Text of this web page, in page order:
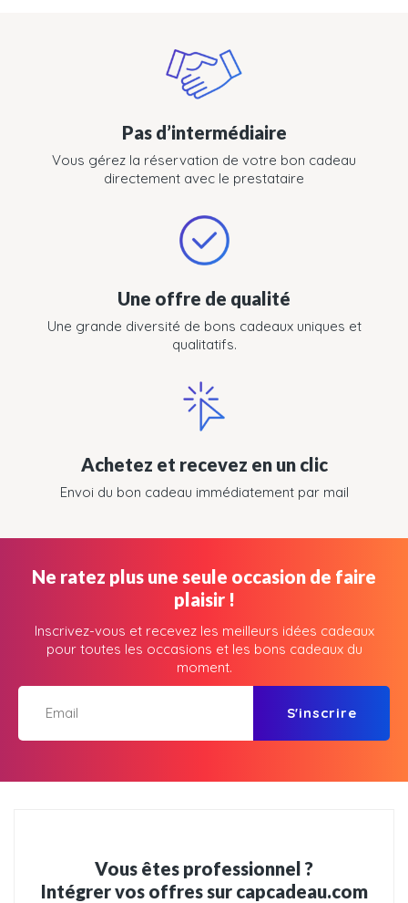
Pas d’intermédiaire
Vous gérez la réservation de votre bon cadeau
directement avec le prestataire
Une offre de qualité
Une grande diversité de bons cadeaux uniques et
qualitatifs.
Achetez et recevez en un clic
Envoi du bon cadeau immédiatement par mail
Ne ratez plus une seule occasion de faire
plaisir !
Inscrivez-vous et recevez les meilleurs idées cadeaux
pour toutes les occasions et les bons cadeaux du
moment.
S'inscrire
Vous êtes professionnel ?
Intégrer vos offres sur capcadeau.com